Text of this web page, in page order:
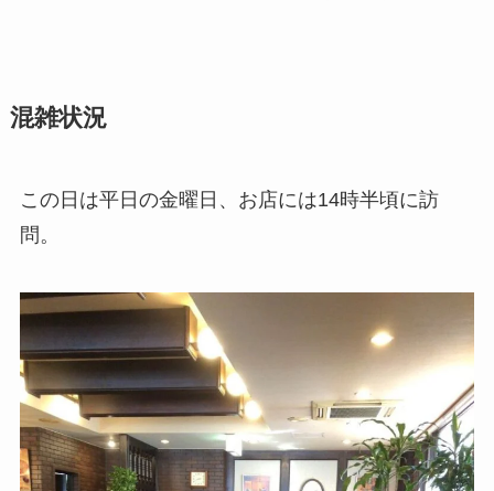
混雑状況
この日は平日の金曜日、お店には14時半頃に訪
問。